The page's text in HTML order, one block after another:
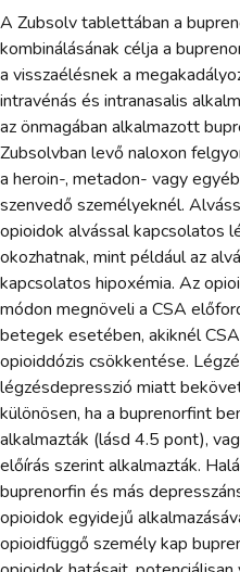
A Zubsolv tablettában a
kombinálásának célja a
a visszaélésnek a
intravénás és intranasalis
az önmagában alkalmazott
Zubsolvban levő naloxon
a heroin-, metadon- vagy
szenvedő személyeknél.
opioidok alvással kapcsolatos
okozhatnak, mint például az
kapcsolatos hipoxémia. Az
módon megnöveli a CSA
betegek esetében, akiknél
opioiddózis csökkentése.
légzésdepresszió miatt
különösen, ha a buprenorfint
alkalmazták (lásd 4.5 pont),
előírás szerint alkalmazták.
buprenorfin és más
opioidok egyidejű
opioidfüggő személy kap